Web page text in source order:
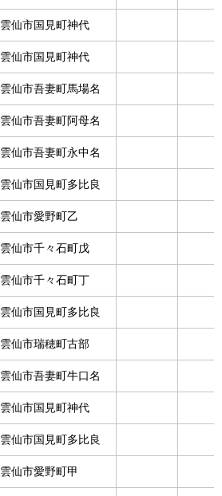
雲仙市国見町神代
雲仙市国見町神代
雲仙市吾妻町馬場名
雲仙市吾妻町阿母名
雲仙市吾妻町永中名
雲仙市国見町多比良
雲仙市愛野町乙
雲仙市千々石町戊
雲仙市千々石町丁
雲仙市国見町多比良
雲仙市瑞穂町古部
雲仙市吾妻町牛口名
雲仙市国見町神代
雲仙市国見町多比良
雲仙市愛野町甲